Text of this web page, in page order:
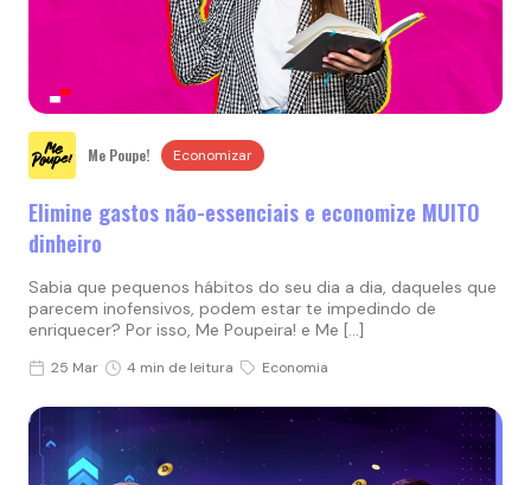
Me Poupe! Economizar
Elimine gastos não-essenciais e economize MUITO
dinheiro
Sabia que pequenos hábitos do seu dia a dia, daqueles que
parecem inofensivos, podem estar te impedindo de
enriquecer? Por isso, Me Poupeira! e Me […]
25 Mar 4 min de leitura Economia